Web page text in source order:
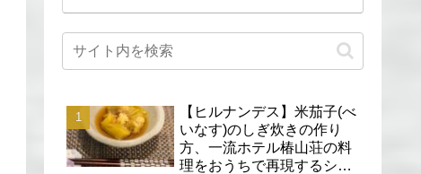
【ヒルナンデス】米茄子(べ
いなす)のしぎ炊きの作り
方、一流ホテル椿山荘の料
理をおうちで再現するシェ